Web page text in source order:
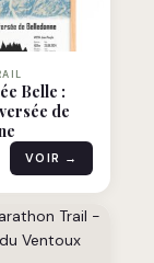
Belle :
de
VOIR →